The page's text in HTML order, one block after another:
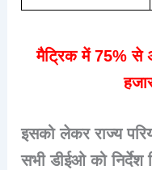
मैट्रिक में 75% से
इसको लेकर राज्य
सभी डीईओ को